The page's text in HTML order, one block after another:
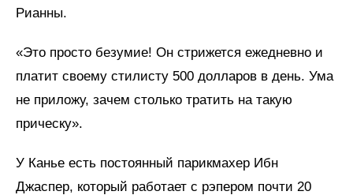
Рианны.
«Это просто безумие! Он стрижется ежедневно и
платит своему стилисту 500 долларов в день. Ума
не приложу, зачем столько тратить на такую
прическу».
У Канье есть постоянный парикмахер Ибн
Джаспер, который работает с рэпером почти 20